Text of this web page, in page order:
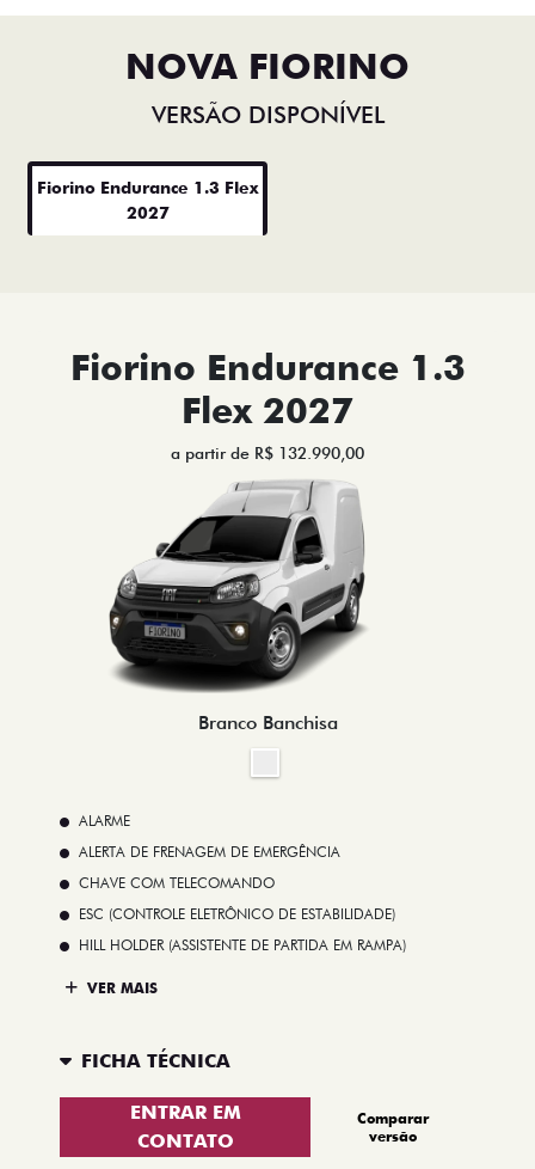
NOVA FIORINO
VERSÃO DISPONÍVEL
Fiorino Endurance 1.3 Flex
2027
Fiorino Endurance 1.3
Flex 2027
a partir de R$ 132.990,00
Branco Banchisa
ALARME
ALERTA DE FRENAGEM DE EMERGÊNCIA
CHAVE COM TELECOMANDO
ESC (CONTROLE ELETRÔNICO DE ESTABILIDADE)
HILL HOLDER (ASSISTENTE DE PARTIDA EM RAMPA)
VER MAIS
FICHA TÉCNICA
ENTRAR EM
CONTATO
Comparar
versão